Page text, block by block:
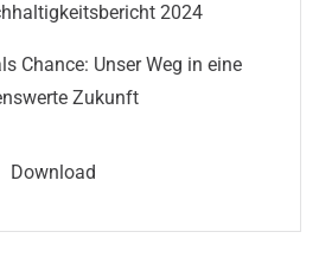
2024
Chance: Unser Weg in eine
Zukunft
Download